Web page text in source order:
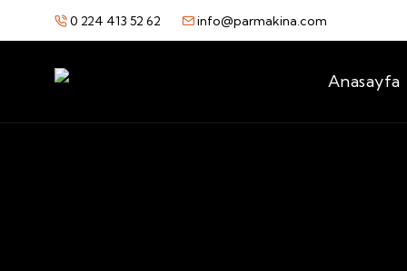
0 224 413 52 62 info@parmakina.com
Anasayfa